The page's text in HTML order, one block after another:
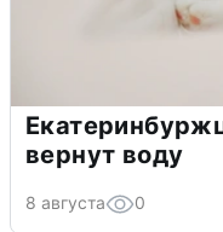
вернут воду
8 августа 0